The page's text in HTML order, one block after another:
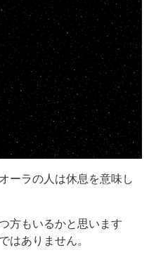
ーラの人は休息を意味し
方もいるかと思います
はありません。